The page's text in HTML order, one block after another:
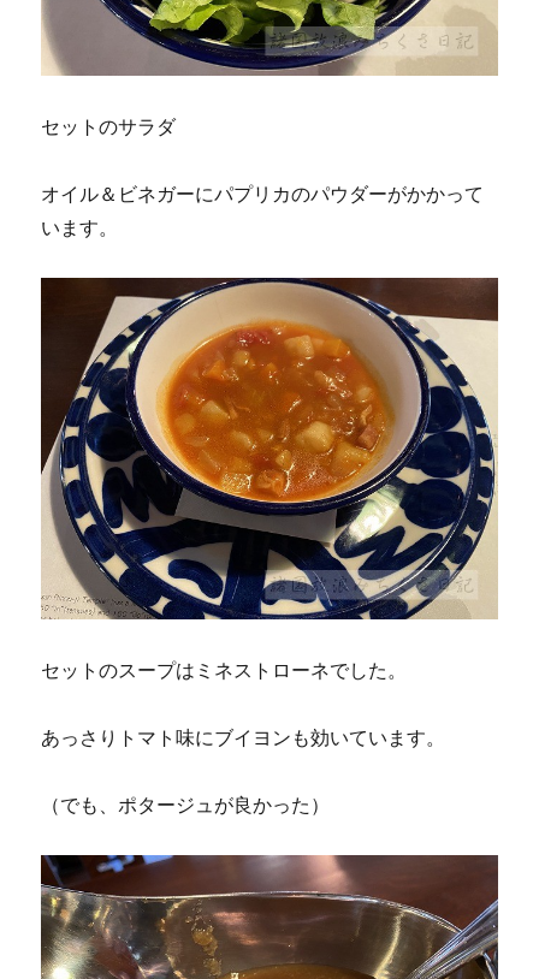
セットのサラダ
オイル＆ビネガーにパプリカのパウダーがかかって
います。
セットのスープはミネストローネでした。
あっさりトマト味にブイヨンも効いています。
（でも、ポタージュが良かった）